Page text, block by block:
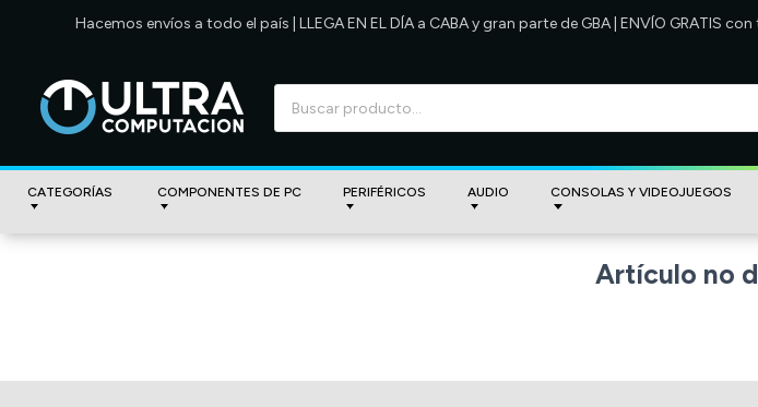
Hacemos envíos a todo el país | LLEGA EN EL DÍA a CABA y gran parte de GBA | ENVÍO
CATEGORÍAS COMPONENTES DE PC PERIFÉRICOS AUDIO CONSOLAS Y VIDEOJUEGOS
Artículo no